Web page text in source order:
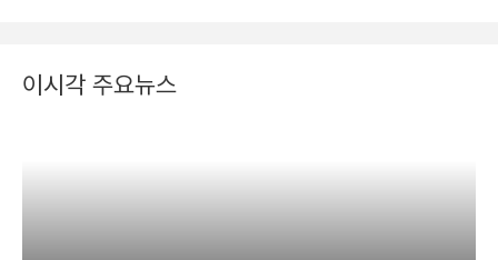
이시각 주요뉴스